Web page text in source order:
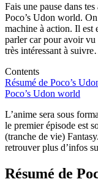
Fais une pause dans
Poco’s Udon world. On
machine à action. Il est
parler car pour avoir vu
très intéressant à
Contents
Résumé de Poco’s
Poco’s Udon world
L’anime sera sous
le premier épisode est
(tranche de vie)
retrouver plus d’infos
Résumé de